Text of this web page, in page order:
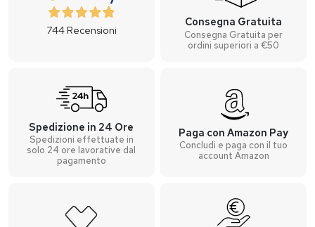
744Recensioni
Consegna Gratuita
Consegna Gratuita per
ordini superiori a €50
Spedizione in 24 Ore
Spedizioni effettuate in
solo 24 ore lavorative dal
pagamento
Paga con Amazon Pay
Concludi e paga con il tuo
account Amazon